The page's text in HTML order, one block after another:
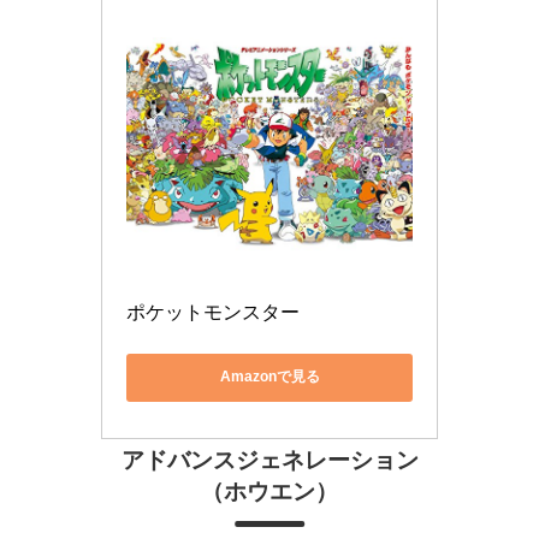
ポケットモンスター
Amazonで見る
アドバンスジェネレーション
（ホウエン）